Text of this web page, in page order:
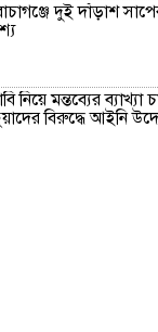
দুই দাঁড়াশ
নিয়ে মন্তব্যের
বিরুদ্ধে আইনি